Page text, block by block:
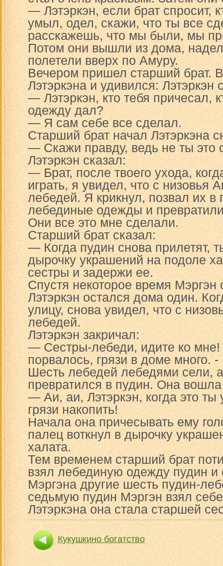
— Лэтэркэн, если брат спросит,
умыл, одел, скажи, что ты все
расскажешь, что мы были, мы
Потом они вышли из дома,
полетели вверх по Амуру.
Вечером пришел старший брат.
Лэтэркэна и удивился: Лэтэркэн
— Лэтэркэн, кто тебя причесал,
одежду дал?
— Я сам себе все сделал.
Старший брат начал Лэтэркэна
— Скажи правду, ведь не ты это
Лэтэркэн сказал:
— Брат, после твоего ухода,
играть, я увидел, что с низовья
лебедей. Я крикнул, позвал их в
лебединые одежды и
Они все это мне сделали.
Старший брат сказал:
— Когда пудин снова прилетят,
дырочку украшений на подоле
сестры и задержи ее.
Спустя некоторое время Мэргэн
Лэтэркэн остался дома один.
улицу, снова увидел, что с
лебедей.
Лэтэркэн закричал:
— Сестры-лебеди, идите ко
порвалось, грязи в доме много. -
Шесть лебедей лебедями сели,
превратился в пудин. Она
— Аи, аи, Лэтэркэн, когда это ты
грязи накопить!
Начала она причесывать ему
палец воткнул в дырочку
халата.
Тем временем старший брат
взял лебединую одежду пудин и
Мэргэна другие шесть пудин-
седьмую пудин Мэргэн взял
Лэтэркэна она стала старшей
Кукушкино богатство